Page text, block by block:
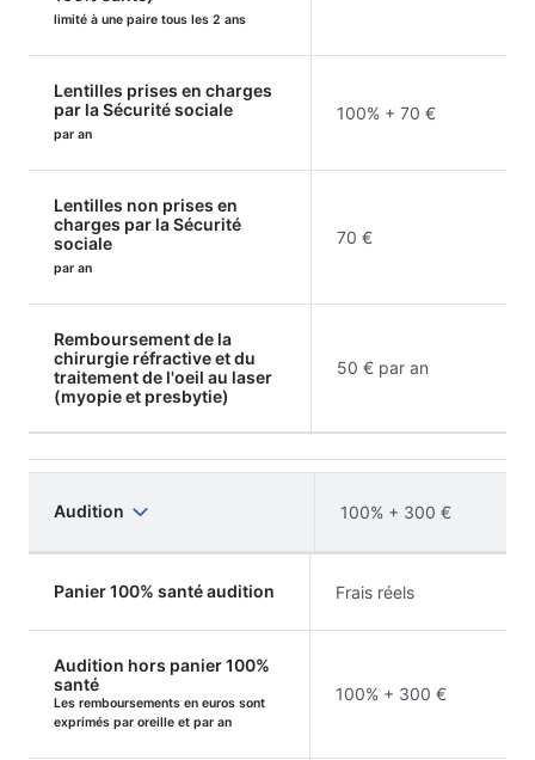
limité à une paire tous les 2 ans
Lentilles prises en charges
par la Sécurité sociale
par an
100% + 70 €
Lentilles non prises en
charges par la Sécurité
sociale
par an
70 €
Remboursement de la
chirurgie réfractive et du
traitement de l'oeil au laser
(myopie et presbytie)
50 € par an
Audition 100% + 300 €
Panier 100% santé audition Frais réels
Audition hors panier 100%
santé
Les remboursements en euros sont
exprimés par oreille et par an
100% + 300 €